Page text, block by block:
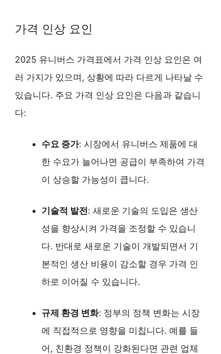
가격 인상 요인
2025 유니버스 가격표에서 가격 인상 요인은 여
러 가지가 있으며, 상황에 따라 다르게 나타날 수
있습니다. 주요 가격 인상 요인은 다음과 같습니
다:
수요 증가: 시장에서 유니버스 제품에 대
한 수요가 늘어나면 공급이 부족하여 가격
이 상승할 가능성이 큽니다.
기술적 발전 : 새로운 기술의 도입은 생산
성을 향상시켜 가격을 조정할 수 있습니
다. 반대로 새로운 기술이 개발되면서 기
본적인 생산 비용이 감소할 경우 가격 인
하로 이어질 수 있습니다.
규제 환경 변화: 정부의 정책 변화는 시장
에 직접적으로 영향을 미칩니다. 예를 들
어, 친환경 정책이 강화된다면 관련 업체